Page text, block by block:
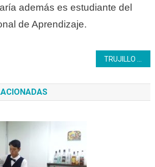
además es estudiante del
de Aprendizaje.